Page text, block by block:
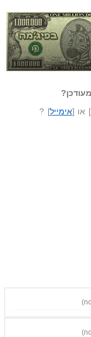
שאל שאלה
] או [אימייל] ?